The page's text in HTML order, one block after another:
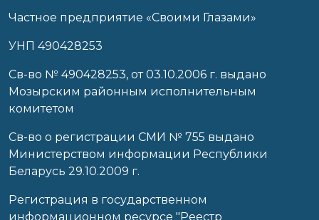
Частное предприятие «Своими Глазами»
УНП 490428253
Cв-во № 490428253, от 03.10.2006 г. выдано
Мозырским районным исполнительным
комитетом
Св-во о регистрации СМИ № 755 выдано
Министерством информации Республики
Беларусь 29.10.2009 г.
Регистрация в государственном
информационном ресурсе "Реестр